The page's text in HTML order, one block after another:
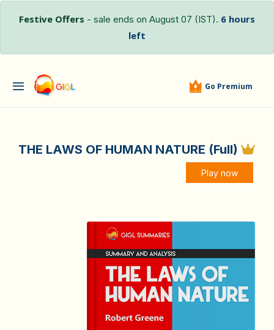
Festive Offers - sale ends on August 07 (IST). 6 hours
left
Go Premium
THE LAWS OF HUMAN NATURE (Full)
Play now